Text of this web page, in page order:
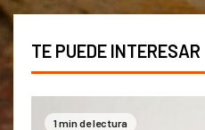
TE PUEDE INTERESAR
1 min de lectura